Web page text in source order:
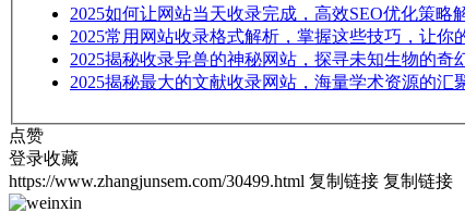
2025如何让网站当天收录完成，高效SEO优化策略
2025常用网站收录格式解析，掌握这些技巧，让你
2025揭秘收录异兽的神秘网站，探寻未知生物的奇
2025揭秘最大的文献收录网站，海量学术资源的汇
点赞
登录收藏
https://www.zhangjunsem.com/30499.html 复制链接 复制链接